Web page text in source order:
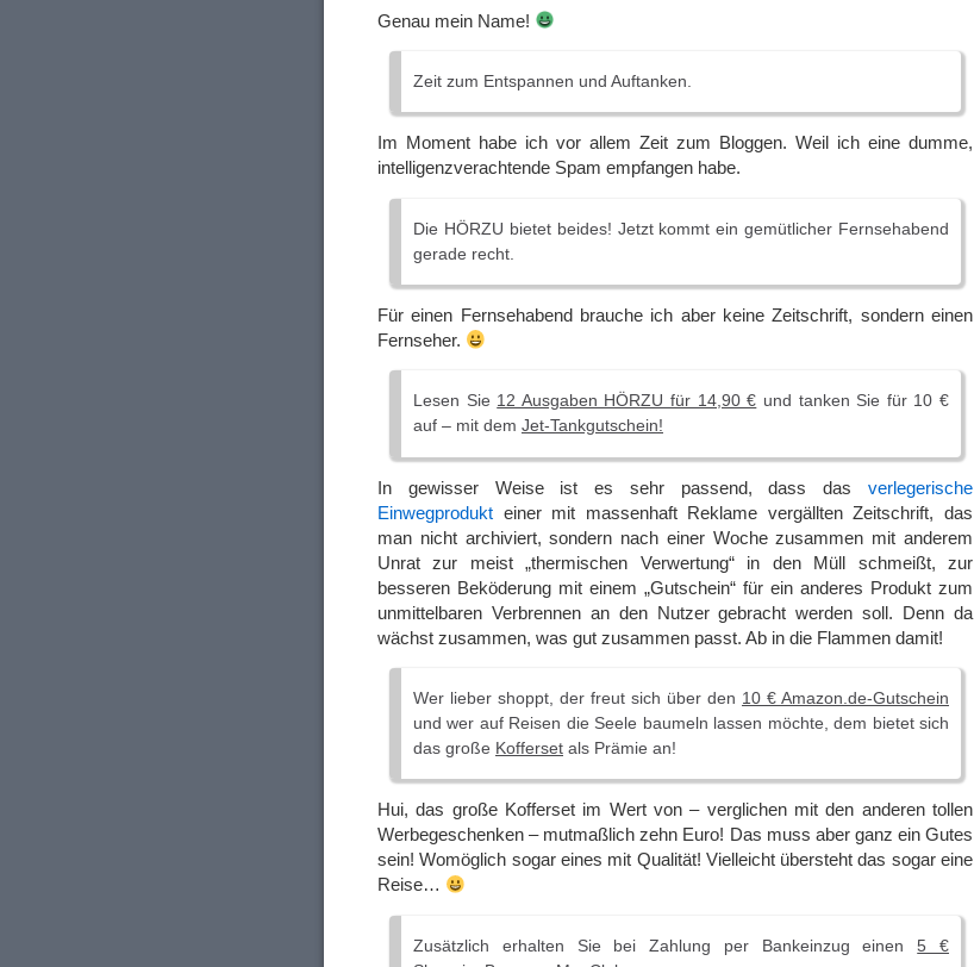
Genau mein Name!
Zeit zum Entspannen und Auftanken.
Im Moment habe ich vor allem Zeit zum Bloggen. Weil ich eine dumme,
intelligenzverachtende Spam empfangen habe.
Die HÖRZU bietet beides! Jetzt kommt ein gemütlicher Fernsehabend
gerade recht.
Für einen Fernsehabend brauche ich aber keine Zeitschrift, sondern einen
Fernseher.
Lesen Sie 12 Ausgaben HÖRZU für 14,90 € und tanken Sie für 10 €
auf – mit dem Jet-Tankgutschein!
In gewisser Weise ist es sehr passend, dass das verlegerische
Einwegprodukt einer mit massenhaft Reklame vergällten Zeitschrift, das
man nicht archiviert, sondern nach einer Woche zusammen mit anderem
Unrat zur meist „thermischen Verwertung“ in den Müll schmeißt, zur
besseren Beköderung mit einem „Gutschein“ für ein anderes Produkt zum
unmittelbaren Verbrennen an den Nutzer gebracht werden soll. Denn da
wächst zusammen, was gut zusammen passt. Ab in die Flammen damit!
Wer lieber shoppt, der freut sich über den 10 € Amazon.de-Gutschein
und wer auf Reisen die Seele baumeln lassen möchte, dem bietet sich
das große Kofferset als Prämie an!
Hui, das große Kofferset im Wert von – verglichen mit den anderen tollen
Werbegeschenken – mutmaßlich zehn Euro! Das muss aber ganz ein Gutes
sein! Womöglich sogar eines mit Qualität! Vielleicht übersteht das sogar eine
Reise…
Zusätzlich erhalten Sie bei Zahlung per Bankeinzug einen5 €